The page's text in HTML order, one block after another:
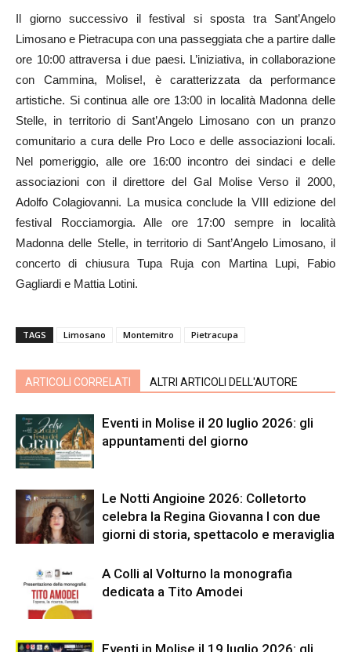
Il giorno successivo il festival si sposta tra Sant’Angelo
Limosano e Pietracupa con una passeggiata che a partire dalle
ore 10:00 attraversa i due paesi. L’iniziativa, in collaborazione
con Cammina, Molise!, è caratterizzata da performance
artistiche. Si continua alle ore 13:00 in località Madonna delle
Stelle, in territorio di Sant’Angelo Limosano con un pranzo
comunitario a cura delle Pro Loco e delle associazioni locali.
Nel pomeriggio, alle ore 16:00 incontro dei sindaci e delle
associazioni con il direttore del Gal Molise Verso il 2000,
Adolfo Colagiovanni. La musica conclude la VIII edizione del
festival Rocciamorgia. Alle ore 17:00 sempre in località
Madonna delle Stelle, in territorio di Sant’Angelo Limosano, il
concerto di chiusura Tupa Ruja con Martina Lupi, Fabio
Gagliardi e Mattia Lotini.
TAGS Limosano Montemitro Pietracupa
ARTICOLI CORRELATI ALTRI ARTICOLI DELL'AUTORE
Eventi in Molise il 20 luglio 2026: gli
appuntamenti del giorno
Le Notti Angioine 2026: Colletorto
celebra la Regina Giovanna I con due
giorni di storia, spettacolo e meraviglia
A Colli al Volturno la monografia
dedicata a Tito Amodei
Eventi in Molise il 19 luglio 2026: gli